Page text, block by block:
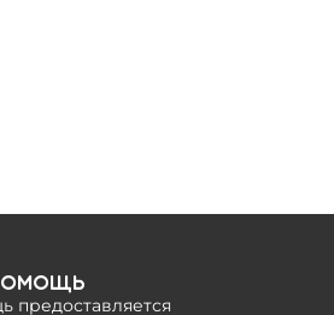
предоставляется